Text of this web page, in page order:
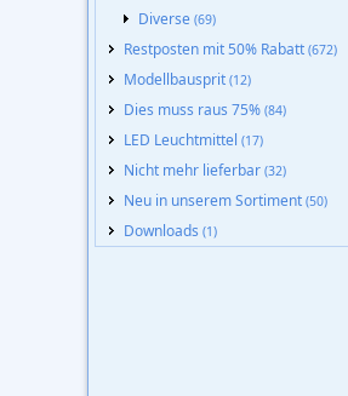
Diverse (69)
Restposten mit 50% Rabatt (672)
Modellbausprit (12)
Dies muss raus 75% (84)
LED Leuchtmittel (17)
Nicht mehr lieferbar (32)
Neu in unserem Sortiment (50)
Downloads (1)